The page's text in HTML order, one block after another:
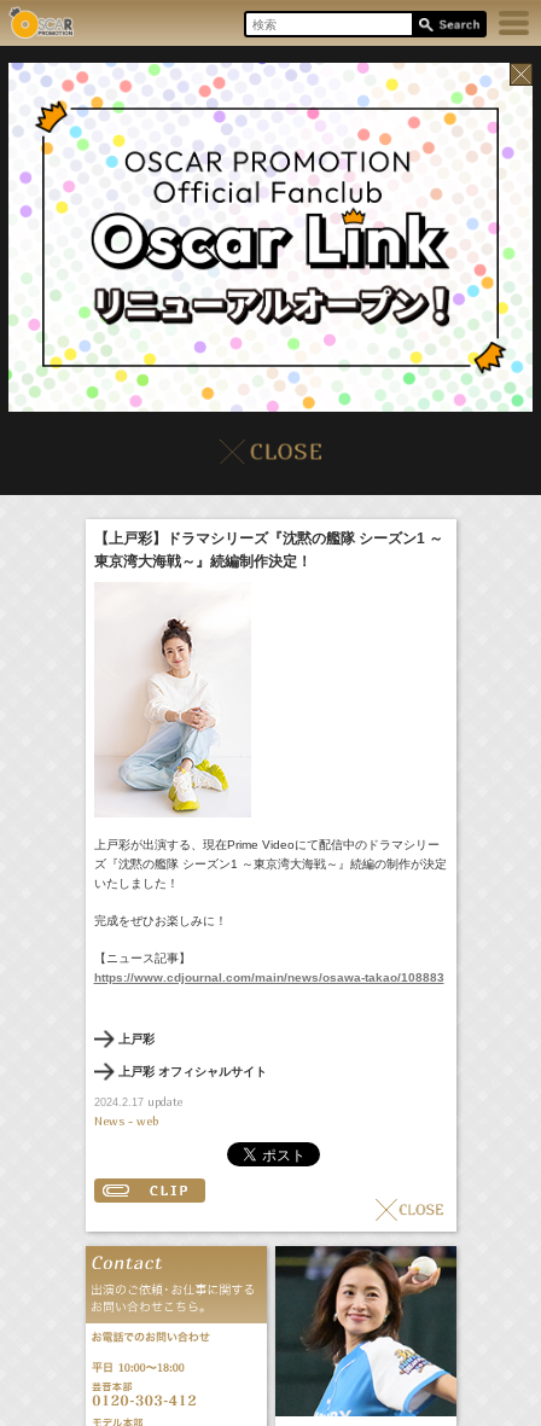
本日の出演情報8/9(Sun) イベント販売情報
07:30-08:30
(TV ポケモンとどこいく！？ 髙橋ひかる
09:54-
(TV)
11:45-12:45
(TV
> More
【上戸彩】ドラマシリーズ『沈黙の艦隊 シーズン1 ～
東京湾大海戦～』続編制作決定！
上戸彩が出演する、現在Prime Videoにて配信中のドラマシリー
ズ『沈黙の艦隊 シーズン1 ～東京湾大海戦～』続編の制作が決定
いたしました！
完成をぜひお楽しみに！
【ニュース記事】
https://www.cdjournal.com/main/news/osawa-takao/108883
上戸彩
上戸彩 オフィシャルサイト
2024.2.17update
News - web